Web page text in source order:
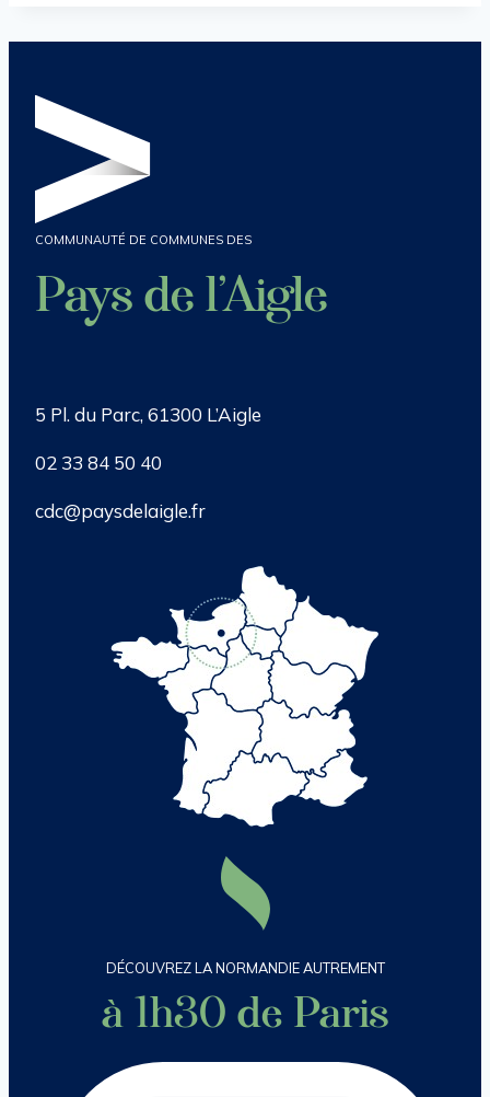
COMMUNAUTÉ DE COMMUNES DES
Pays de l’Aigle
5 Pl. du Parc, 61300 L’Aigle
02 33 84 50 40
cdc@paysdelaigle.fr
DÉCOUVREZ LA NORMANDIE AUTREMENT
à 1h30 de Paris